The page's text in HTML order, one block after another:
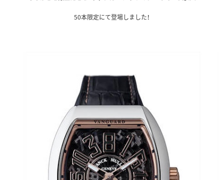
50本限定にて登場しました！